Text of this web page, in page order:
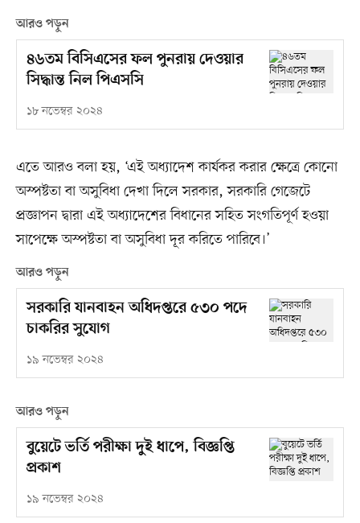
আরও পড়ুন
৪৬তম বিসিএসের ফল পুনরায় দেওয়ার
সিদ্ধান্ত নিল পিএসসি
১৮ নভেম্বর ২০২৪
এতে আরও বলা হয়, ‘এই অধ্যাদেশ কার্যকর করার ক্ষেত্রে কোনো
অস্পষ্টতা বা অসুবিধা দেখা দিলে সরকার, সরকারি গেজেটে
প্রজ্ঞাপন দ্বারা এই অধ্যাদেশের বিধানের সহিত সংগতিপূর্ণ হওয়া
সাপেক্ষে অস্পষ্টতা বা অসুবিধা দূর করিতে পারিবে।’
আরও পড়ুন
সরকারি যানবাহন অধিদপ্তরে ৫৩০ পদে
চাকরির সুযোগ
১৯ নভেম্বর ২০২৪
আরও পড়ুন
বুয়েটে ভর্তি পরীক্ষা দুই ধাপে, বিজ্ঞপ্তি
প্রকাশ
১৯ নভেম্বর ২০২৪